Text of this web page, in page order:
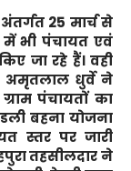
25 मार्च से
में भी पंचायत एवं
जा रहे हैं। वही
अमृतलाल धुर्वे ने
पंचायतों का
बहना योजना
स्तर पर जारी
तहसीलदार ने